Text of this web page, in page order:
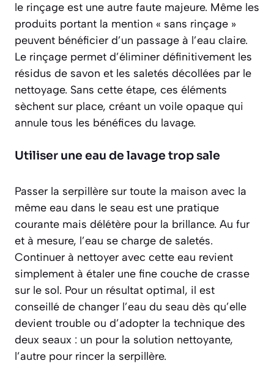
le rinçage est une autre faute majeure. Même les
produits portant la mention « sans rinçage »
peuvent bénéficier d’un passage à l’eau claire.
Le rinçage permet d’éliminer définitivement les
résidus de savon et les saletés décollées par le
nettoyage. Sans cette étape, ces éléments
sèchent sur place, créant un voile opaque qui
annule tous les bénéfices du lavage.
Utiliser une eau de lavage trop sale
Passer la serpillère sur toute la maison avec la
même eau dans le seau est une pratique
courante mais délétère pour la brillance. Au fur
et à mesure, l’eau se charge de saletés.
Continuer à nettoyer avec cette eau revient
simplement à étaler une fine couche de crasse
sur le sol. Pour un résultat optimal, il est
conseillé de changer l’eau du seau dès qu’elle
devient trouble ou d’adopter la technique des
deux seaux : un pour la solution nettoyante,
l’autre pour rincer la serpillère.